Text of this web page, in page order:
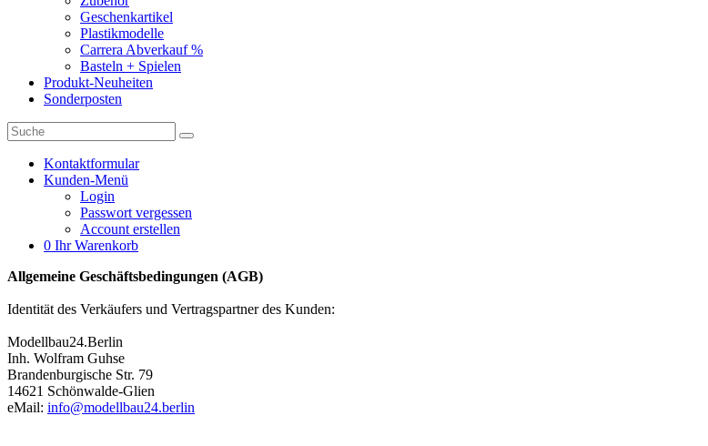
Geschenkartikel
Plastikmodelle
Carrera Abverkauf %
Basteln + Spielen
Produkt-Neuheiten
Sonderposten
Kontaktformular
Kunden-Menü
Login
Passwort vergessen
Account erstellen
0 Ihr Warenkorb
Allgemeine Geschäftsbedingungen (AGB)
Identität des Verkäufers und Vertragspartner des Kunden:
Modellbau24.Berlin
Inh. Wolfram Guhse
Brandenburgische Str. 79
14621 Schönwalde-Glien
eMail: info@modellbau24.berlin